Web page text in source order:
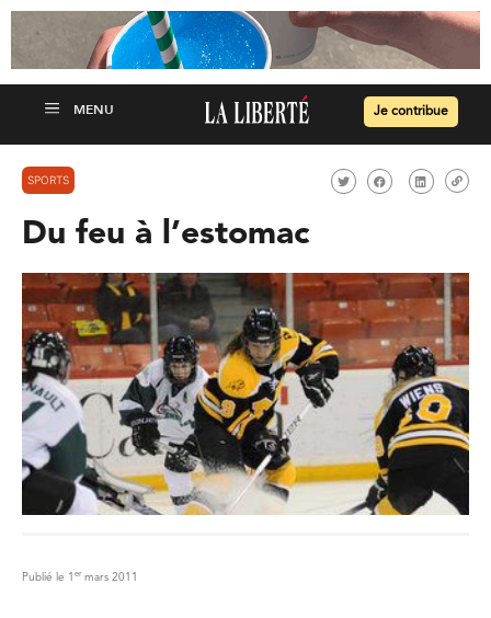
Je contribue
SPORTS
Du feu à l’estomac
Publié le 1 er mars 2011